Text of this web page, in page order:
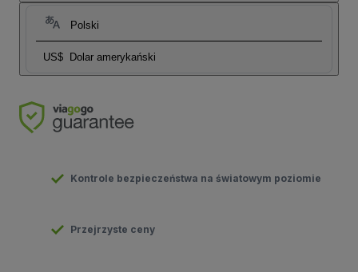
Polski
US$ Dolar amerykański
Kontrole bezpieczeństwa na światowym poziomie
Przejrzyste ceny